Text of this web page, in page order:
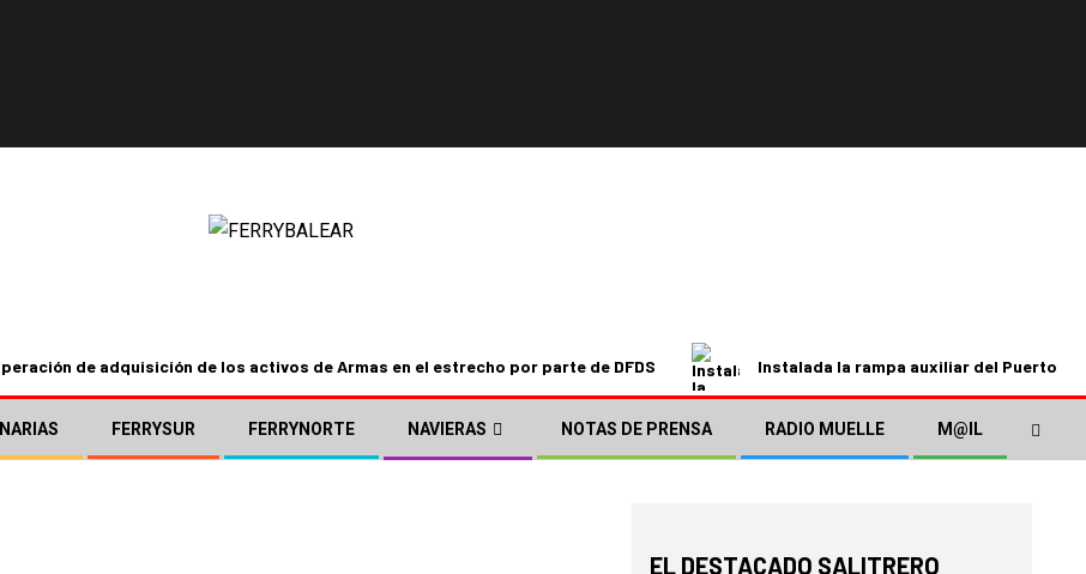
de adquisición de los activos de Armas en el estrecho por parte de DFDS Instalada la rampa auxiliar del Puerto de
FERRYSUR FERRYNORTE NAVIERAS NOTAS DE PRENSA RADIO MUELLE M@IL
EL DESTACADO SALITRERO